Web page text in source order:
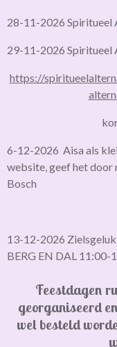
28-11-2026 Spiritueel
29-11-2026 Spiritueel
https://
6-12-2026 Aisa als
website, geef het door
Bosch
13-12-2026
BERG EN DAL 11:00-
Feestdagen
georganiseerd
wel besteld